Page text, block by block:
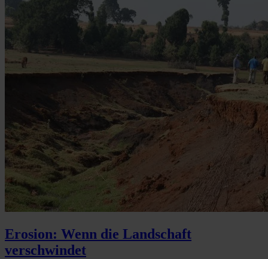
Erosion: Wenn die Landschaft
verschwindet